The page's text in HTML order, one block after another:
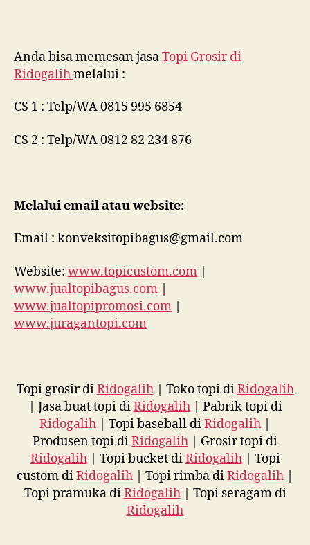
Anda bisa memesan jasaTopi Grosir di
Ridogalihmelalui :
CS 1 : Telp/WA 0815 995 6854
CS 2 : Telp/WA 0812 82 234 876
Melalui email atau website:
Email : konveksitopibagus@gmail.com
Website: www.topicustom.com |
www.jualtopibagus.com |
www.jualtopipromosi.com |
www.juragantopi.com
Topi grosir diRidogalih| Toko topi diRidogalih
| Jasa buat topi diRidogalih| Pabrik topi di
Ridogalih | Topi baseball diRidogalih |
Produsen topi diRidogalih | Grosir topi di
Ridogalih| Topi bucket diRidogalih| Topi
custom diRidogalih | Topi rimba diRidogalih |
Topi pramuka diRidogalih| Topi seragam di
Ridogalih